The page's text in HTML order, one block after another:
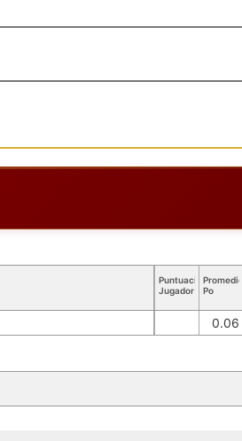
Puntuación
Jugador
Promedio
Po
0.06